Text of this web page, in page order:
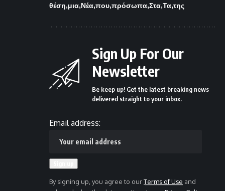
θέση μια Νέα που πρόσωπα Στα Τα της
Sign Up For Our
Newsletter
Be keep up! Get the latest breaking news
delivered straight to your inbox.
Email address:
By signing up, you agree to ourTerms of Use and